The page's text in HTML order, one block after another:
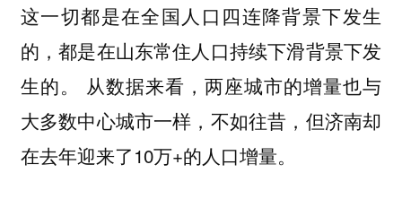
这一切都是在全国人口四连降背景下发生
的，都是在山东常住人口持续下滑背景下发
生的。 从数据来看，两座城市的增量也与
大多数中心城市一样，不如往昔，但济南却
在去年迎来了10万+的人口增量。